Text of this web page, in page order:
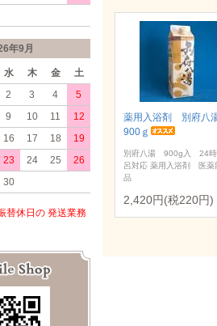
薬用入浴剤 別府八
900ｇ
別府八湯 900g入 24時
呂対応 薬用入浴剤 医薬
品
2,420円(税220円)
年9月
水 木 金
土
2 3 4
5
9 10 11
12
16 17 18
19
23 24 25
26
30
替休日の 発送業務